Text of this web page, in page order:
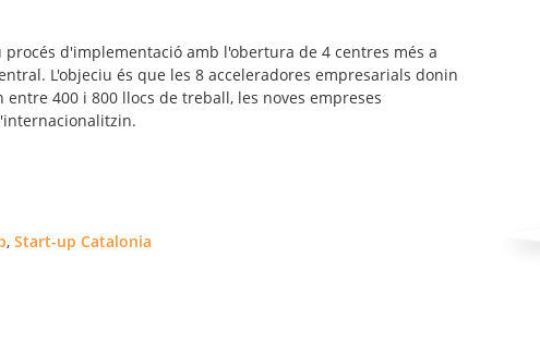
d'implementació amb l'obertura de 4 centres més a
L'objeciu és que les 8 acceleradores empresarials donin
400 i 800 llocs de treball, les noves empreses
, Start-up Catalonia